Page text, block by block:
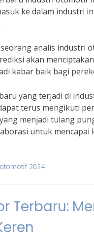
ke dalam industri
analis industri
akan
kabar baik bagi
yang terjadi di
terus mengikuti
menjadi tulang
untuk mencapai
2024
Terbaru: